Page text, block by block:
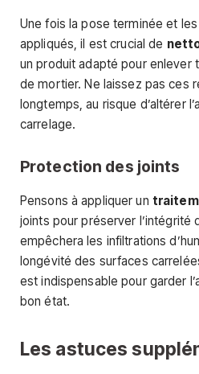
Une fois la pose terminée et
appliqués, il est crucial de
un produit adapté pour enlever
de mortier. Ne laissez pas ces
longtemps, au risque d’altérer
carrelage.
Protection des joints
Pensons à appliquer un
joints pour préserver l’intégrité
empêchera les infiltrations
longévité des surfaces
est indispensable pour garder
bon état.
Les astuces